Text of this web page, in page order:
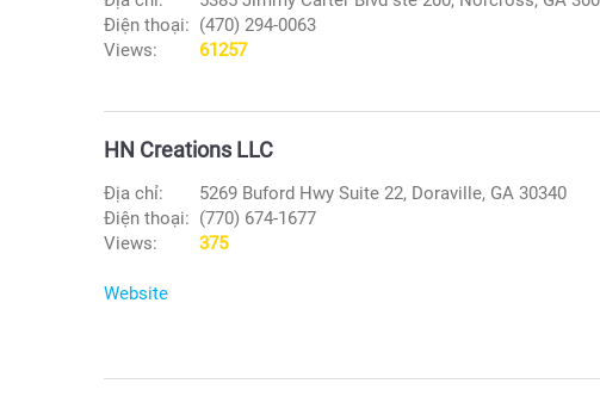
Điện thoại: (470) 294-0063
Views:
61257
HN Creations LLC
Địa chỉ:
5269 Buford Hwy Suite 22, Doraville, GA 30340
Điện thoại: (770) 674-1677
Views:
375
Website